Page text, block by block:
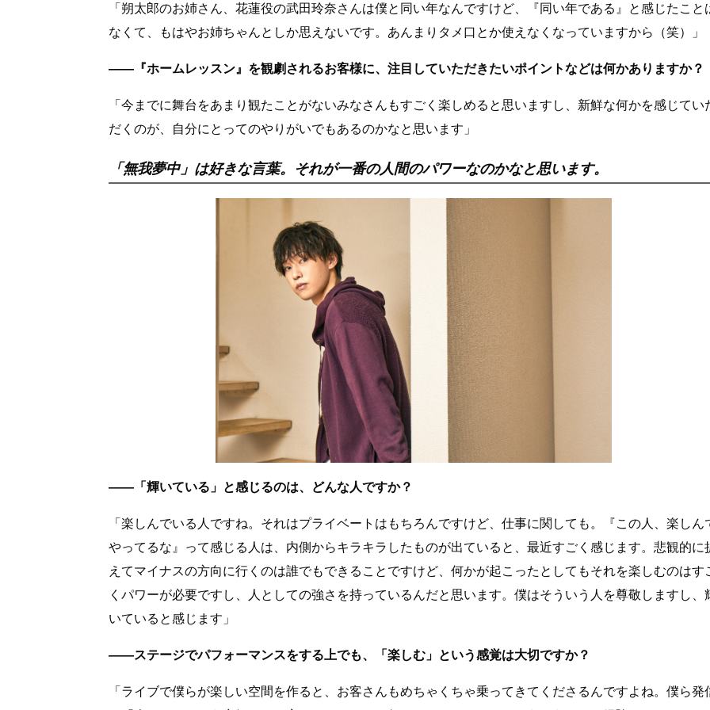
「朔太郎のお姉さん、花蓮役の武田玲奈さんは僕と同い年なんですけど、『同い年である』と感じたこと
なくて、もはやお姉ちゃんとしか思えないです。あんまりタメ口とか使えなくなっていますから（笑）」
――『ホームレッスン』を観劇されるお客様に、注目していただきたいポイントなどは何かありますか？
「今までに舞台をあまり観たことがないみなさんもすごく楽しめると思いますし、新鮮な何かを感じてい
だくのが、自分にとってのやりがいでもあるのかなと思います」
「無我夢中」は好きな言葉。それが一番の人間のパワーなのかなと思います。
――「輝いている」と感じるのは、どんな人ですか？
「楽しんでいる人ですね。それはプライベートはもちろんですけど、仕事に関しても。『この人、楽しん
やってるな』って感じる人は、内側からキラキラしたものが出ていると、最近すごく感じます。悲観的に
えてマイナスの方向に行くのは誰でもできることですけど、何かが起こったとしてもそれを楽しむのはす
くパワーが必要ですし、人としての強さを持っているんだと思います。僕はそういう人を尊敬しますし、
いていると感じます」
――ステージでパフォーマンスをする上でも、「楽しむ」という感覚は大切ですか？
「ライブで僕らが楽しい空間を作ると、お客さんもめちゃくちゃ乗ってきてくださるんですよね。僕ら発